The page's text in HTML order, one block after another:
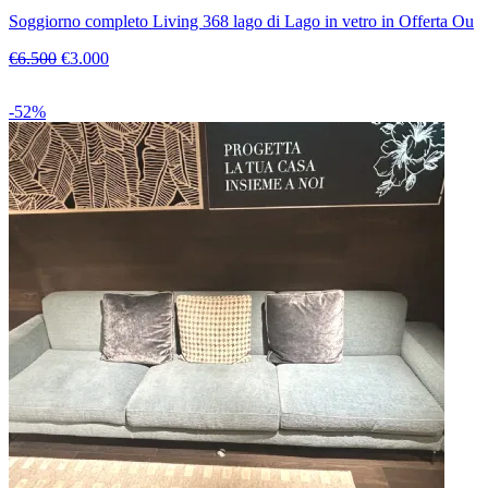
Soggiorno completo Living 368 lago di Lago in vetro in Offerta Ou
€6.500 €3.000
-52%